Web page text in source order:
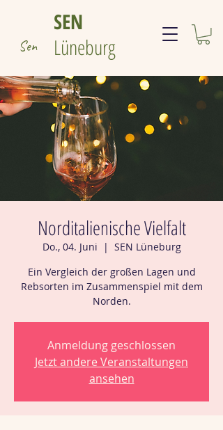
SEN
Lüneburg
Sen
Sen
Norditalienische Vielfalt
Do., 04. Juni
  |
SEN Lüneburg
Ein Vergleich der großen Lagen und
Rebsorten im Zusammenspiel mit dem
Norden.
Anmeldung geschlossen
Jetzt andere Veranstaltungen
ansehen